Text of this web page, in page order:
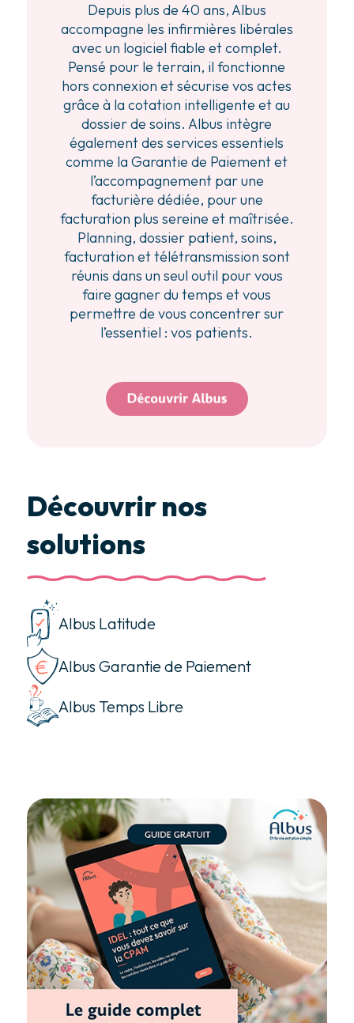
Depuis plus de 40 ans, Albus
accompagne les infirmières libérales
avec un logiciel fiable et complet.
Pensé pour le terrain, il fonctionne
hors connexion et sécurise vos actes
grâce à la cotation intelligente et au
dossier de soins. Albus intègre
également des services essentiels
comme la Garantie de Paiement et
l’accompagnement par une
facturière dédiée, pour une
facturation plus sereine et maîtrisée.
Planning, dossier patient, soins,
facturation et télétransmission sont
réunis dans un seul outil pour vous
faire gagner du temps et vous
permettre de vous concentrer sur
l’essentiel : vos patients.
Découvrir nos
solutions
Albus Latitude
Albus Garantie de Paiement
Albus Temps Libre